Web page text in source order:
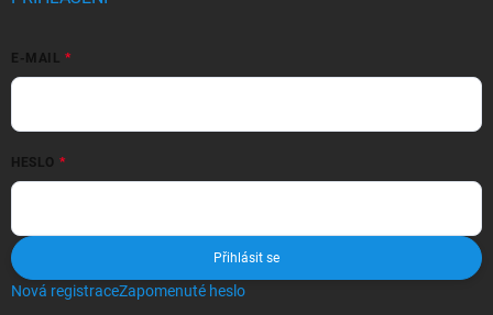
E-MAIL
HESLO
Přihlásit se
Nová registraceZapomenuté heslo